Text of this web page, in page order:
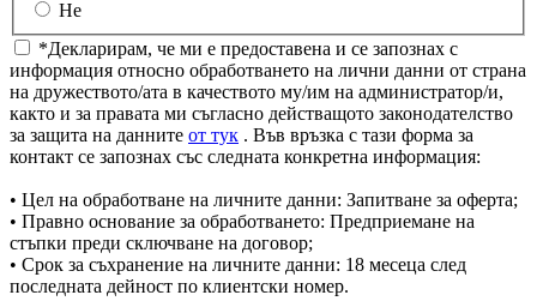
Не
*Декларирам, че ми е предоставена и се запознах с
информация относно обработването на лични данни от страна
на дружеството/ата в качеството му/им на администратор/и,
както и за правата ми съгласно действащото законодателство
за защита на данните от тук . Във връзка с тази форма за
контакт се запознах със следната конкретна информация:
• Цел на обработване на личните данни: Запитване за оферта;
• Правно основание за обработването: Предприемане на
стъпки преди сключване на договор;
• Срок за съхранение на личните данни: 18 месеца след
последната дейност по клиентски номер.